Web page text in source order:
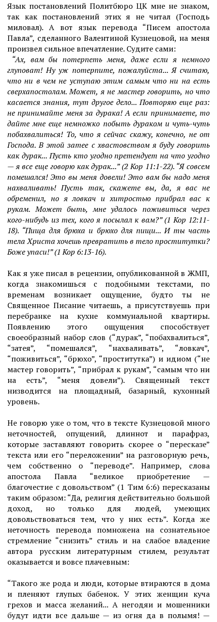
Язык постановлений Политбюро ЦК мне не знаком,
так как постановлений этих я не читал (Господь
миловал). А вот язык перевода “Писем апостола
Павла”, сделанного Валентиной Кузнецовой, на меня
произвел сильное впечатление. Судите сами:
“Ах, вам бы потерпеть меня, даже если я немного
глуповат! Ну уж потерпите, пожалуйста... Я считаю,
что ни в чем не уступаю этим самым что ни на есть
сверхапостолам. Может, я не мастер говорить, но что
касается знания, тут другое дело... Повторяю еще раз:
не принимайте меня за дурака! А если принимаете, то
дайте мне еще немножко побыть дураком и чуть-чуть
побахвалиться! То, что я сейчас скажу, конечно, не от
Господа. В этой затее с хвастовством я буду говорить
как дурак... Пусть кто угодно претендует на что угодно
— я все еще говорю как дурак...” (2 Кор 11:1-22). “Я совсем
помешался! Это вы меня довели! Это вам бы надо меня
нахваливать! Пусть так, скажете вы, да, я вас не
обременил, но я ловкач и хитростью прибрал вас к
рукам. Может быть, мне удалось поживиться через
кого-нибудь из тех, кого я посылал к вам?” (1 Кор 12:11-
18). “Пища для брюха и брюхо для пищи... И ты часть
тела Христа хочешь превратить в тело проститутки?
Боже упаси!” (1 Кор 6:13-16).
Как я уже писал в рецензии, опубликованной в ЖМП,
когда знакомишься с подобными текстами, по
временам возникает ощущение, будто ты не
Священное Писание читаешь, а присутствуешь при
перебранке на кухне коммунальной квартиры.
Появлению этого ощущения способствует
своеобразный набор слов (“дурак”, “побахвалиться”,
“затея”, “помешался”, “нахваливать”, “ловкач”,
“поживиться”, “брюхо”, “проститутка”) и идиом (“не
мастер говорить”, “прибрал к рукам”, “самым что ни
на есть”, “меня довели”). Священный текст
низводится на площадный, базарный, кухонный
уровень.
Не говорю уже о том, что в тексте Кузнецовой много
неточностей, опущений, длиннот и парафраз,
которые заставляют говорить скорее о “пересказе”
текста или его “переложении” на разговорную речь,
чем собственно о “переводе”. Например, слова
апостола Павла “великое приобретение —
благочестие с довольством” (1 Тим 6:6) пересказаны
таким образом: “Да, религия действительно большой
доход, но только для людей, умеющих
довольствоваться тем, что у них есть”. Когда же
неточность перевода помножена на сознательное
стремление “снизить” стиль и на слабое владение
автора русским литературным стилем, результат
оказывается и вовсе плачевным:
“Такого же рода и люди, которые втираются в дома
и пленяют глупых бабенок. У этих женщин куча
грехов и масса желаний... А негодяи и мошенники
будут идти все дальше — из огня да в полымя! —